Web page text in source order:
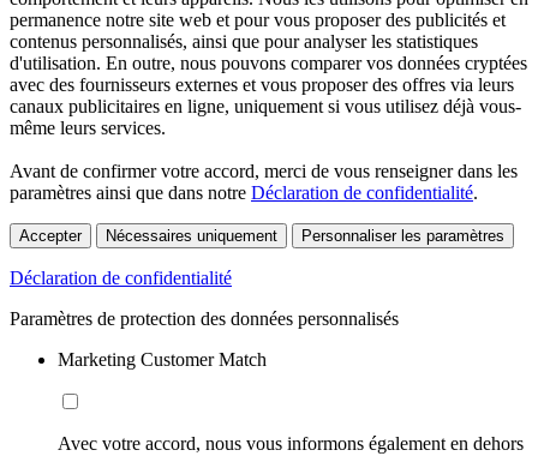
permanence notre site web et pour vous proposer des publicités et
contenus personnalisés, ainsi que pour analyser les statistiques
d'utilisation. En outre, nous pouvons comparer vos données cryptées
avec des fournisseurs externes et vous proposer des offres via leurs
canaux publicitaires en ligne, uniquement si vous utilisez déjà vous-
même leurs services.
Avant de confirmer votre accord, merci de vous renseigner dans les
paramètres ainsi que dans notre Déclaration de confidentialité.
Accepter Nécessaires uniquement Personnaliser les paramètres
Déclaration de confidentialité
Paramètres de protection des données personnalisés
Marketing Customer Match
Avec votre accord, nous vous informons également en dehors